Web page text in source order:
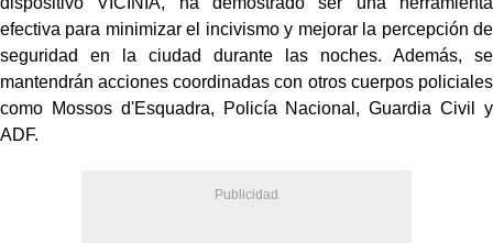
efectiva para minimizar el incivismo y mejorar la percepción de
seguridad en la ciudad durante las noches. Además, se
mantendrán acciones coordinadas con otros cuerpos policiales
como Mossos d'Esquadra, Policía Nacional, Guardia Civil y
ADF.